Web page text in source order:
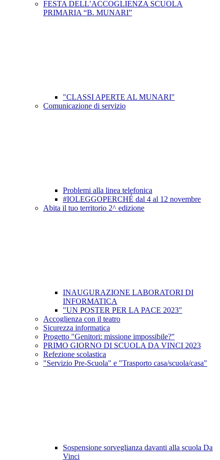
FESTA DELL’ACCOGLIENZA SCUOLA
PRIMARIA “B. MUNARI”
"CLASSI APERTE AL MUNARI"
Comunicazione di servizio
Problemi alla linea telefonica
#IOLEGGOPERCHÉ dal 4 al 12 novembre
Abita il tuo territorio 2^ edizione
INAUGURAZIONE LABORATORI DI
INFORMATICA
"UN POSTER PER LA PACE 2023"
Accoglienza con il teatro
Sicurezza informatica
Progetto "Genitori: missione impossibile?"
PRIMO GIORNO DI SCUOLA DA VINCI 2023
Refezione scolastica
"Servizio Pre-Scuola" e "Trasporto casa/scuola/casa"
Sospensione sorveglianza davanti alla scuola Da
Vinci